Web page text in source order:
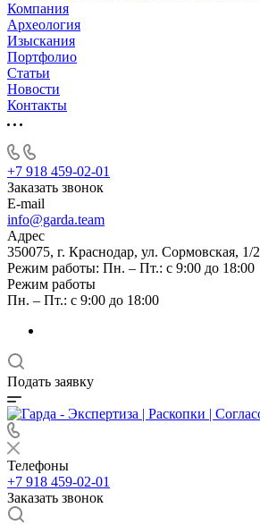
Компания
Археология
Изыскания
Портфолио
Статьи
Новости
Контакты
+7 918 459-02-01
Заказать звонок
E-mail
info@garda.team
Адрес
350075, г. Краснодар, ул. Сормовская, 1/2
Режим работы: Пн. – Пт.: с 9:00 до 18:00
Режим работы
Пн. – Пт.: с 9:00 до 18:00
Подать заявку
Телефоны
+7 918 459-02-01
Заказать звонок